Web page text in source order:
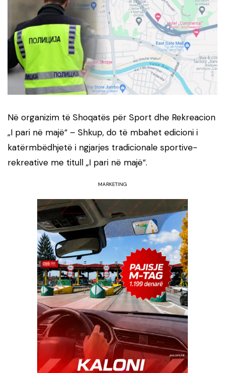
Në organizim të Shoqatës për Sport dhe Rekreacion
„I pari në majë“ – Shkup, do të mbahet edicioni i
katërmbëdhjetë i ngjarjes tradicionale sportive-
rekreative me titull „I pari në majë“.
MARKETING